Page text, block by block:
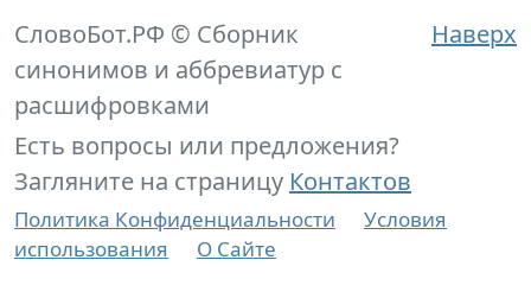
Наверх
СловоБот.РФ © Сборник
синонимов и аббревиатур с
расшифровками
Есть вопросы или предложения?
Загляните на страницу Контактов
Политика Конфиденциальности
Условия
использования
О Сайте